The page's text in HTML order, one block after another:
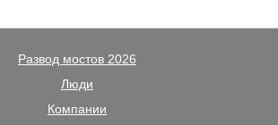
Развод мостов 2026
Люди
Компании